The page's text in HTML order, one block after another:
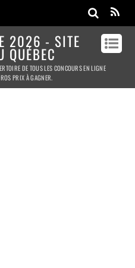
2026 - SITE
QUÉBEC
DE TOUS LES CONCOURS EN LIGNE
PRIX À GAGNER.